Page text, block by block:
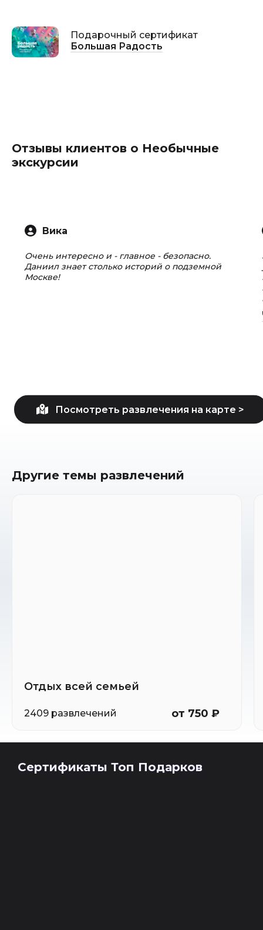
Подарочный сертификат
Большая Радость
Отзывы клиентов о Необычные
экскурсии
Вика
Очень интересно и - главное - безопасно.
Даниил знает столько историй о подземной
Москве!
Другие темы развлечений
Отдых всей семьей
2409 развлечений от 750 ₽
Сертификаты Топ Подарков